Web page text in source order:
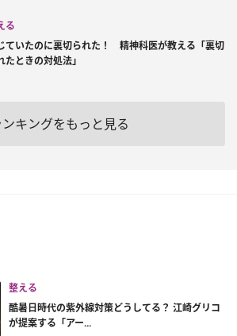
る
ていたのに裏切られた！ 精神科医が教える「裏切
たときの対処法」
ンキングをもっと見る
整える
酷暑日時代の紫外線対策どうしてる？ 江崎グリコ
が提案する「アー...